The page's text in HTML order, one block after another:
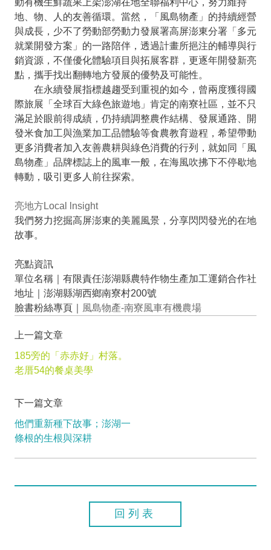
動有機生鮮蔬果上架澎湖在地全聯福利中心，努力維持
地、物、人的友善循環。當然，「風島物產」的持續經營
與成長，少不了勞動部勞動力發展署高屏澎東分署「多元
就業開發方案」的一路陪伴，透過計畫所挹注的輔導與行
銷資源，不僅優化體驗項目與拓展客群，更逐年開發新亮
點，攜手找出翻轉地方發展的優勢及可能性。
在永續發展指標越趨受到重視的如今，曾兩度獲得國
際旅展「全球百大綠色旅遊地」肯定的南寮社區，並不只
滿足於眼前得成績，仍持續調整農作結構、發展通路、開
發米食加工與漁業加工品體驗等食農教育遊程，希望帶動
更多消費者加入友善農耕與綠色消費的行列，就如同「風
島物產」品牌標誌上的風車一般，在海風吹拂下不停歇地
轉動，吸引更多人前往探索。
亮地方Local lnsight
我們努力挖掘高屏澎東的美麗風景，分享閃閃發光的在地
故事。
亮點資訊
單位名稱｜有限責任澎湖縣農特作物生產加工運銷合作社
地址｜澎湖縣湖西鄉南寮村200號
臉書粉絲專頁｜
風島物產-南寮風車有機農場
上一篇文章
185旁的「赤赤好」村落。
老厝54的餐桌美學
下一篇文章
他們重新種下故事；澎湖一
條根的生根與深耕
回列表